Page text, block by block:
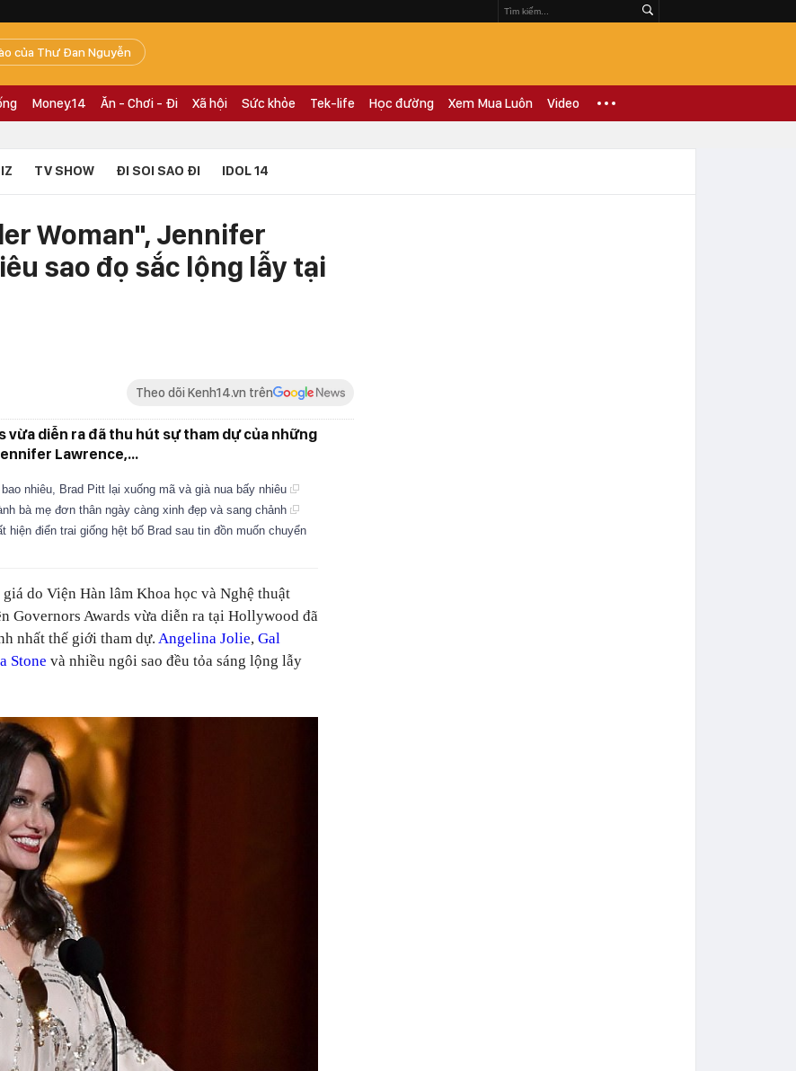
của Thư Đan Nguyễn
Money.14 Ăn - Chơi - Đi Xã hội Sức khỏe Tek-life Học đường Xem Mua Luôn Video
TV SHOW ĐI SOI SAO ĐI IDOL 14
Woman", Jennifer
sao đọ sắc lộng lẫy tại
Theo dõi Kenh14.vn trên
vừa diễn ra đã thu hút sự tham dự của những
Lawrence,...
nhiêu, Brad Pitt lại xuống mã và già nua bấy nhiêu
bà mẹ đơn thân ngày càng xinh đẹp và sang chảnh
hiện điển trai giống hệt bố Brad sau tin đồn muốn chuyển
do Viện Hàn lâm Khoa học và Nghệ thuật
Governors Awards vừa diễn ra tại Hollywood đã
nhất thế giới tham dự. Angelina Jolie, Gal
Stone và nhiều ngôi sao đều tỏa sáng lộng lẫy